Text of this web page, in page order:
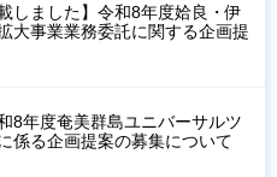
しました】令和8年度姶良・伊
大事業業務委託に関する企画提
8年度奄美群島ユニバーサルツ
係る企画提案の募集について